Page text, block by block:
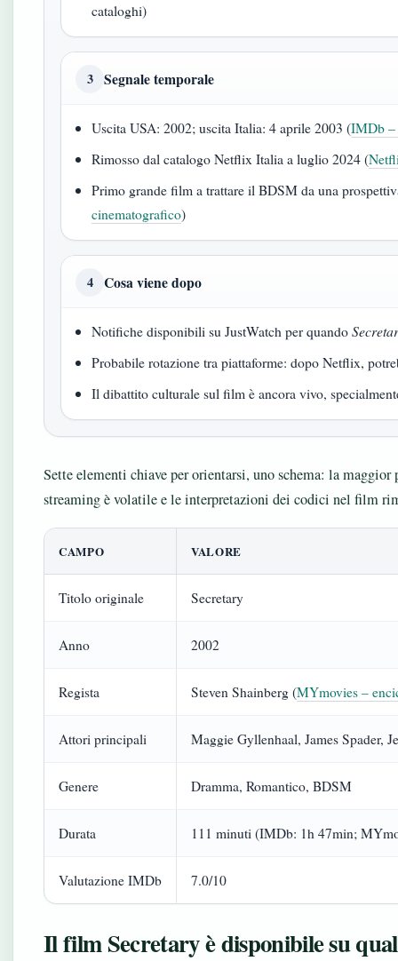
cataloghi)
3 Segnale temporale
Uscita USA: 2002; uscita Italia: 4 aprile 2003 (IMDb –
Rimosso dal catalogo Netflix Italia a luglio 2024 (
Primo grande film a trattare il BDSM da una
cinematografico)
4 Cosa viene dopo
Notifiche disponibili su JustWatch per quando
Probabile rotazione tra piattaforme: dopo Netflix,
Il dibattito culturale sul film è ancora vivo,
Sette elementi chiave per orientarsi, uno schema: la
streaming è volatile e le interpretazioni dei codici nel film
CAMPO VALORE
Titolo originale Secretary
Anno 2002
Regista Steven Shainberg (MYmovies –
Attori principali Maggie Gyllenhaal, James Spader,
Genere Dramma, Romantico, BDSM
Durata 111 minuti (IMDb: 1h 47min;
Valutazione IMDb 7.0/10
Il film Secretary è disponibile su